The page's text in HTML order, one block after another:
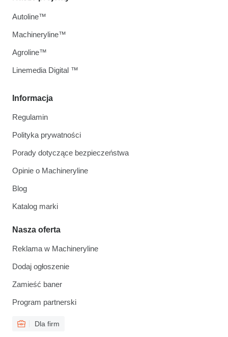
Informacja
Regulamin
Polityka prywatności
Porady dotyczące bezpieczeństwa
Opinie o Machineryline
Blog
Katalog marki
Nasza oferta
Reklama w Machineryline
Dodaj ogłoszenie
Zamieść baner
Program partnerski
Dla firm
Autoline™
Machineryline™
Agroline™
Linemedia Digital ™